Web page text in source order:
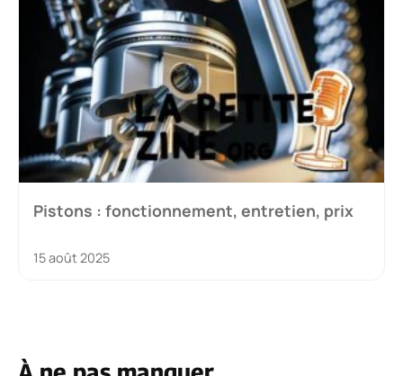
Pistons : fonctionnement, entretien, prix
15 août 2025